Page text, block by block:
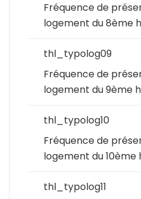
Fréquence de
logement du 8ème
thl_typolog09
Fréquence de
logement du 9ème
thl_typolog10
Fréquence de
logement du
thl_typolog11